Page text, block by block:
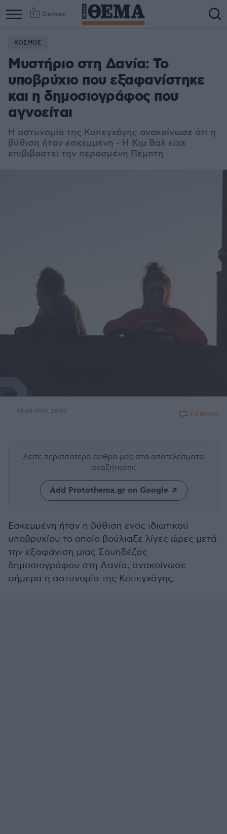
Games
ΚΟΣΜΟΣ
Μυστήριο στη Δανία: Το
υποβρύχιο που εξαφανίστηκε
και η δημοσιογράφος που
αγνοείται
Η αστυνομία της Κοπεγχάγης ανακοίνωσε ότι η
βύθιση ήταν εσκεμμένη - Η Κιμ Βαλ είχε
επιβιβαστεί την περασμένη Πέμπτη
14.08.2017, 20:57 2 ΣΧΟΛΙΑ
Δείτε περισσότερα άρθρα μας στα αποτελέσματα
αναζήτησης
Add Protothema.gr on Google
Εσκεμμένη ήταν η βύθιση ενός ιδιωτικού
υποβρυχίου το οποίο βούλιαξε λίγες ώρες μετά
την εξαφάνιση μιας Σουηδέζας
δημοσιογράφου στη Δανία, ανακοίνωσε
σήμερα η αστυνομία της Κοπεγχάγης.